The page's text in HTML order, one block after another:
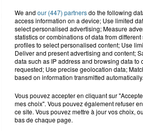
à candidatures à retourner pour
auprès de la mairie.
We and our (447) partnersdo the following
access information on a device; Use limited
select personalised advertising; Measure
statistics or combinations of data from
profiles to select personalised content; Use
Deliver and present advertising and content;
data such as IP address and browsing data
requested; Use precise geolocation data;
based on information transmitted automatically.
Vous pouvez accepter en cliquant sur
mes choix". Vous pouvez également refuser
ce site. Vous pouvez mettre à jour vos choix,
bas de chaque page.